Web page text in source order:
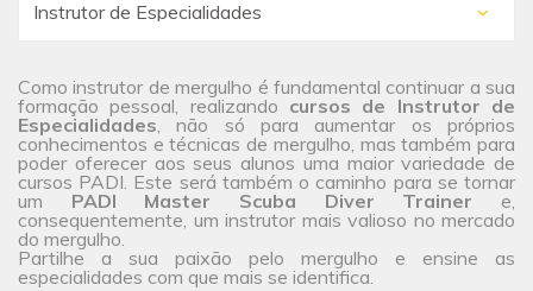
Como instrutor de mergulho é fundamental continuar a sua
formação pessoal, realizando cursos de Instrutor de
Especialidades, não só para aumentar os próprios
conhecimentos e técnicas de mergulho, mas também para
poder oferecer aos seus alunos uma maior variedade de
cursos PADI. Este será também o caminho para se tornar
um PADI Master Scuba Diver Trainer e,
consequentemente, um instrutor mais valioso no mercado
do mergulho.
Partilhe a sua paixão pelo mergulho e ensine as
especialidades com que mais se identifica.